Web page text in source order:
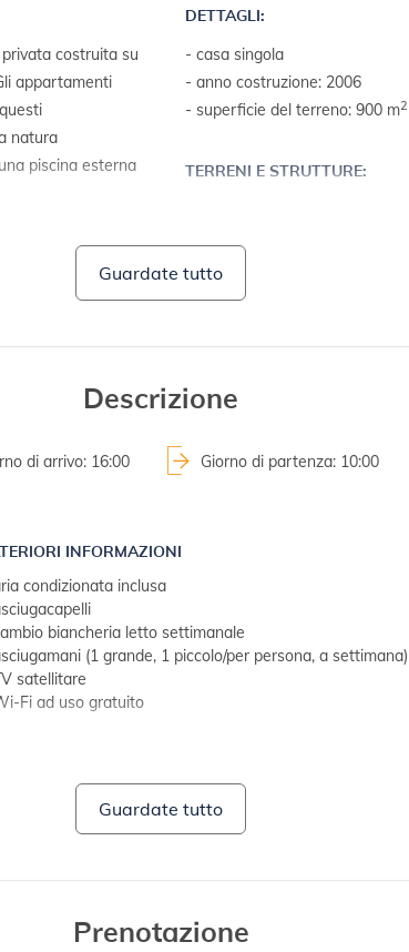
costruita su
appartamenti
natura
piscina esterna
DETTAGLI:
- casa singola
- anno costruzione: 2006
- superficie del terreno: 900 m2
TERRENI E STRUTTURE:
Guardate tutto
Descrizione
di arrivo: 16:00 Giorno di partenza: 10:00
INFORMAZIONI
condizionata inclusa
biancheria letto settimanale
(1 grande, 1 piccolo/per persona, a settimana)
satellitare
Fi ad uso gratuito
con WC
Guardate tutto
Prenotazione